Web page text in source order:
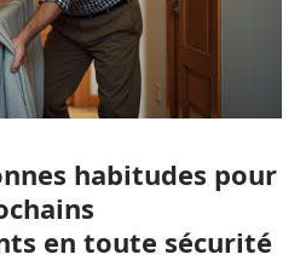
habitudes pour
en toute sécurité